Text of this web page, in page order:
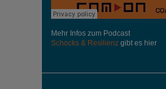
Mehr Infos zum Podcast
Schocks & Resilienz gibt es hier